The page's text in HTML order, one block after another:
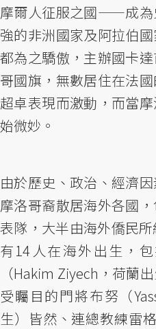
摩爾人征服之國——成為
強的非洲國家及阿拉伯
都為之驕傲，主辦國卡
哥國旗，無數居住在法
超卓表現而激動，而當
始微妙。
由於歷史、政治、經濟
摩洛哥裔散居海外各國
表隊，大半由海外僑民
有14人在海外出生，
（Hakim Ziyech，荷蘭
受矚目的門將布努（
生）皆然、連總教練雷